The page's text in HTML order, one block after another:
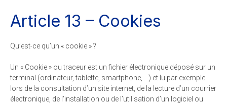
Article 13 – Cookies
Qu’est-ce qu’un « cookie » ?
Un « Cookie » ou traceur est un fichier électronique déposé sur un
terminal (ordinateur, tablette, smartphone, …) et lu par exemple
lors de la consultation d’un site internet, de la lecture d’un courrier
électronique, de l’installation ou de l’utilisation d’un logiciel ou